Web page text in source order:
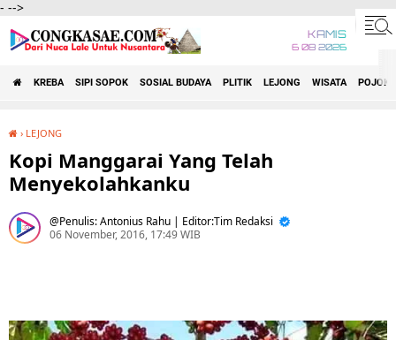
- -->
KAMIS
6 08 2026
KREBA SIPI SOPOK SOSIAL BUDAYA PLITIK LEJONG WISATA POJOK
› LEJONG
Kopi Manggarai Yang Telah
Menyekolahkanku
Penulis: Antonius Rahu | Editor:Tim Redaksi
06 November, 2016, 17:49 WIB